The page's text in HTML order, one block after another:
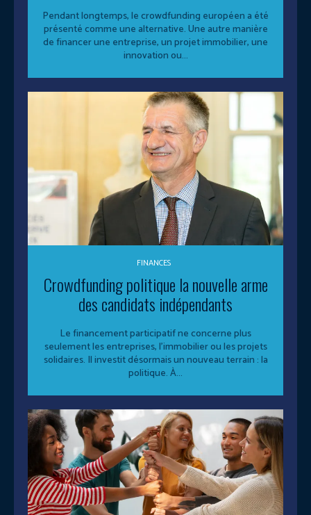
Pendant longtemps, le crowdfunding européen a été
présenté comme une alternative. Une autre manière
de financer une entreprise, un projet immobilier, une
innovation ou...
FINANCES
Crowdfunding politique la nouvelle arme
des candidats indépendants
Le financement participatif ne concerne plus
seulement les entreprises, l’immobilier ou les projets
solidaires. Il investit désormais un nouveau terrain : la
politique. À...